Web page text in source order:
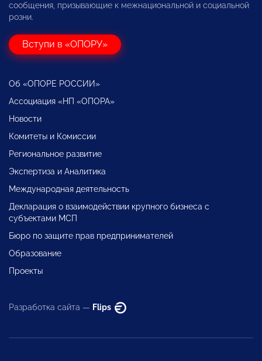
сообщения, призывающие к межнациональной и социальной
розни.
Вступи в «ОПОРУ»
Об «ОПОРЕ РОССИИ»
Ассоциация «НП «ОПОРА»
Новости
Комитеты и Комиссии
Региональное развитие
Экспертиза и Аналитика
Международная деятельность
Декларация о взаимодействии крупного бизнеса с
субъектами МСП
Бюро по защите прав предпринимателей
Образование
Проекты
Разработка сайта — Flips